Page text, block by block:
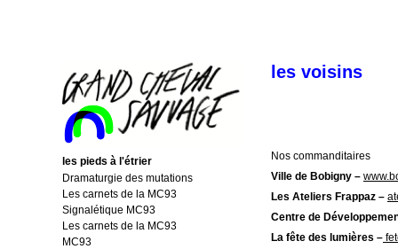
les pieds à l'étrier
Dramaturgie des mutations
Les carnets de la MC93
Signalétique MC93
Les carnets de la MC93
MC93
les voisins
Nos commanditaires
Ville de Bobigny –
Les Ateliers Frappaz –
Centre de
La fête des lumières –